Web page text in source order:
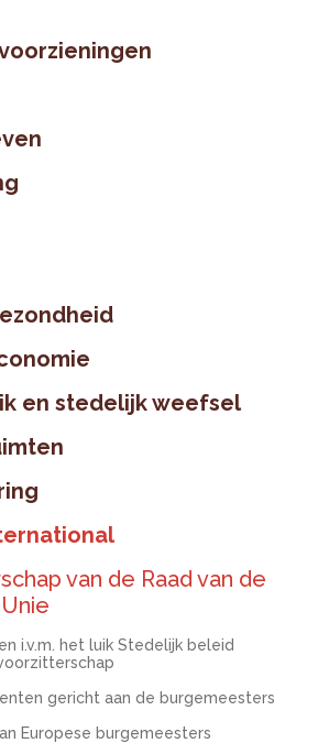
en stedelijk weefsel
van de Raad van de
i.v.m. het luik Stedelijk beleid
gericht aan de burgemeesters
Europese burgemeesters